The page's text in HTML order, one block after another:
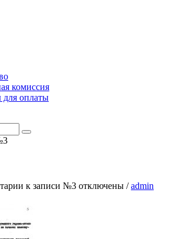
комиссия
для оплаты
к записи №3 отключены /admin